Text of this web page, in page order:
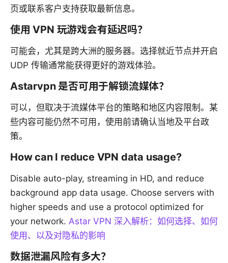
页或联系客户支持获取最新信息。
使用 VPN 玩游戏会有延迟吗？
可能会，尤其是跨大洲的服务器。选择就近节点并开启
UDP 传输通常能获得更好的游戏体验。
Astarvpn 是否可用于解锁流媒体？
可以，但取决于流媒体平台的策略和地区内容限制。某
些内容可能仍然不可用，使用前请确认当地及平台政
策。
How can I reduce VPN data usage?
Disable auto-play, streaming in HD, and reduce
background app data usage. Choose servers with
higher speeds and use a protocol optimized for
your network. Astar VPN 深入解析：如何选择、如何
使用、以及对隐私的影响
数据泄漏风险有多大？